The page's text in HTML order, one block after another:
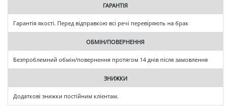
ГАРАНТІЯ
Гарантія якості. Перед відправкою всі речі перевіряють на брак
ОБМІН/ПОВЕРНЕННЯ
Безпроблемний обмін/повернення протягом 14 днів після замовлення
ЗНИЖКИ
Додаткові знижки постійним клієнтам.